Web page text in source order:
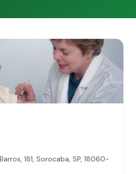
181, Sorocaba, SP, 18060-